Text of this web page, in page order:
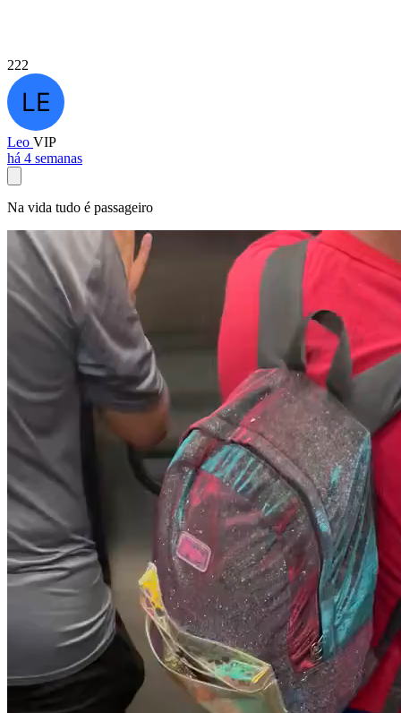
222
Leo VIP
há 4 semanas
Na vida tudo é passageiro